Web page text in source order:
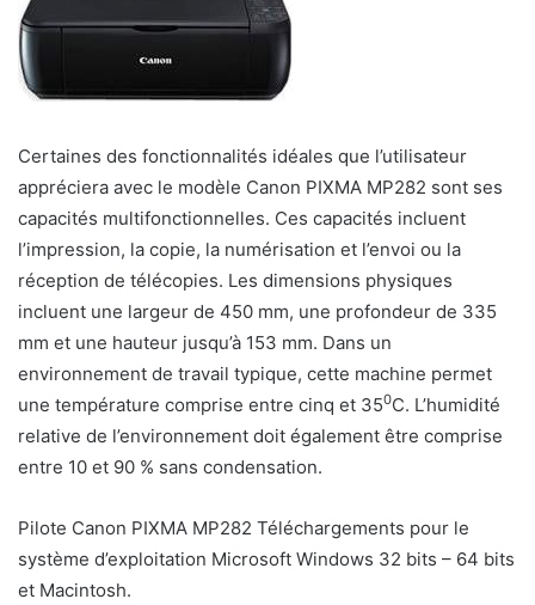
Certaines des fonctionnalités idéales que l’utilisateur
appréciera avec le modèle Canon PIXMA MP282 sont ses
capacités multifonctionnelles. Ces capacités incluent
l’impression, la copie, la numérisation et l’envoi ou la
réception de télécopies. Les dimensions physiques
incluent une largeur de 450 mm, une profondeur de 335
mm et une hauteur jusqu’à 153 mm. Dans un
environnement de travail typique, cette machine permet
une température comprise entre cinq et 350C. L’humidité
relative de l’environnement doit également être comprise
entre 10 et 90 % sans condensation.
Pilote Canon PIXMA MP282 Téléchargements pour le
système d’exploitation Microsoft Windows 32 bits – 64 bits
et Macintosh.